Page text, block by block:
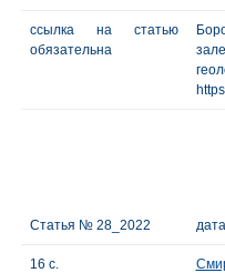
ссылка на статью
обязательна
Статья № 28_2022
16 с.